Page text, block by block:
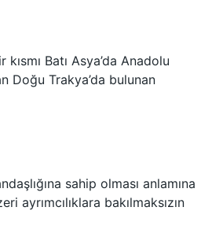
Batı Asya’da Anadolu
Doğu Trakya’da bulunan
sahip olması anlamına
ayrımcılıklara bakılmaksızın